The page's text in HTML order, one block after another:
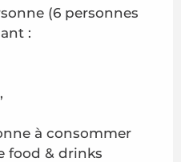
(6 personnes
:
à consommer
food & drinks